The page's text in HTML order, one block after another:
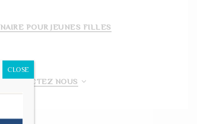
POUR JEUNES FILLES
CONTACTEZ NOUS
CLOSE